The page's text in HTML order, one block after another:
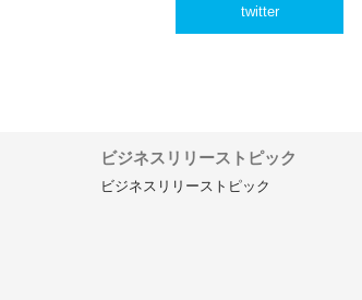
twitter
ビジネスリリーストピック
ビジネスリリーストピック